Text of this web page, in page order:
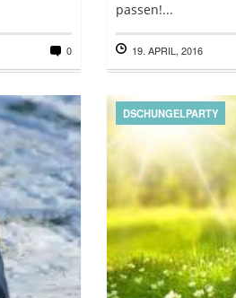
0
passen!...
19. APRIL, 2016
DSCHUNGELPARTY